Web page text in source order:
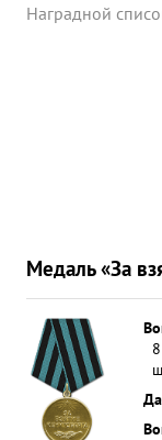
Наградной
Медаль «За